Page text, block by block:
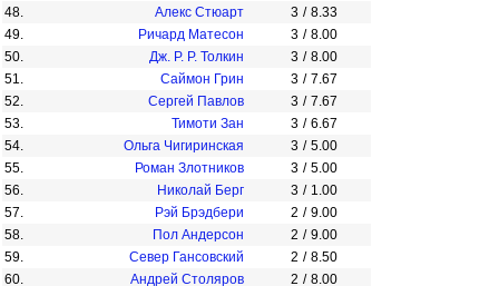
48.
Алекс Стюарт 3 / 8.33
49.
Ричард Матесон 3 / 8.00
50.
Дж. Р. Р. Толкин 3 / 8.00
51.
Саймон Грин 3 / 7.67
52.
Сергей Павлов 3 / 7.67
53.
Тимоти Зан 3 / 6.67
54.
Ольга Чигиринская 3 / 5.00
55.
Роман Злотников 3 / 5.00
56.
Николай Берг 3 / 1.00
57.
Рэй Брэдбери 2 / 9.00
58.
Пол Андерсон 2 / 9.00
59.
Север Гансовский 2 / 8.50
60.
Андрей Столяров 2 / 8.00